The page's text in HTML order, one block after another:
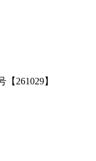
261029】